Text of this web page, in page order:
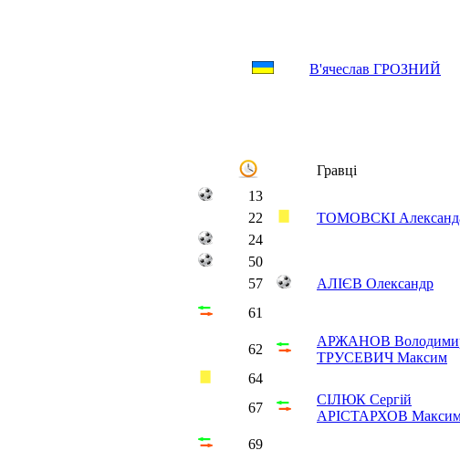
В'ячеслав ГРОЗНИЙ
Гравці
13
22
ТОМОВСКІ
24
50
57
АЛІЄВ Олександр
61
62
АРЖАНОВ
ТРУСЕВИЧ Максим
64
67
СІЛЮК Сергій
АРІСТАРХОВ
69